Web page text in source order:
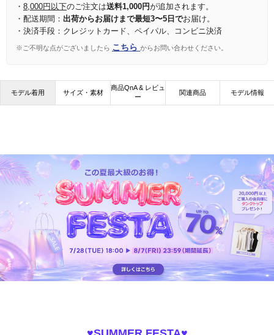
・ 8,000円以下のご注文は送料1,000円が追加されます。
・配送期間： 出荷からお届けまで最短3〜5日でお届け。
・決済手段：クレジットカード、ペイパル、コンビニ決済
※ご不明な点がございましたら こちら からお問い合わせください。
モデル着用 サイズ・素材
商品QnA & レビュ
ー
関連商品 モデル情報